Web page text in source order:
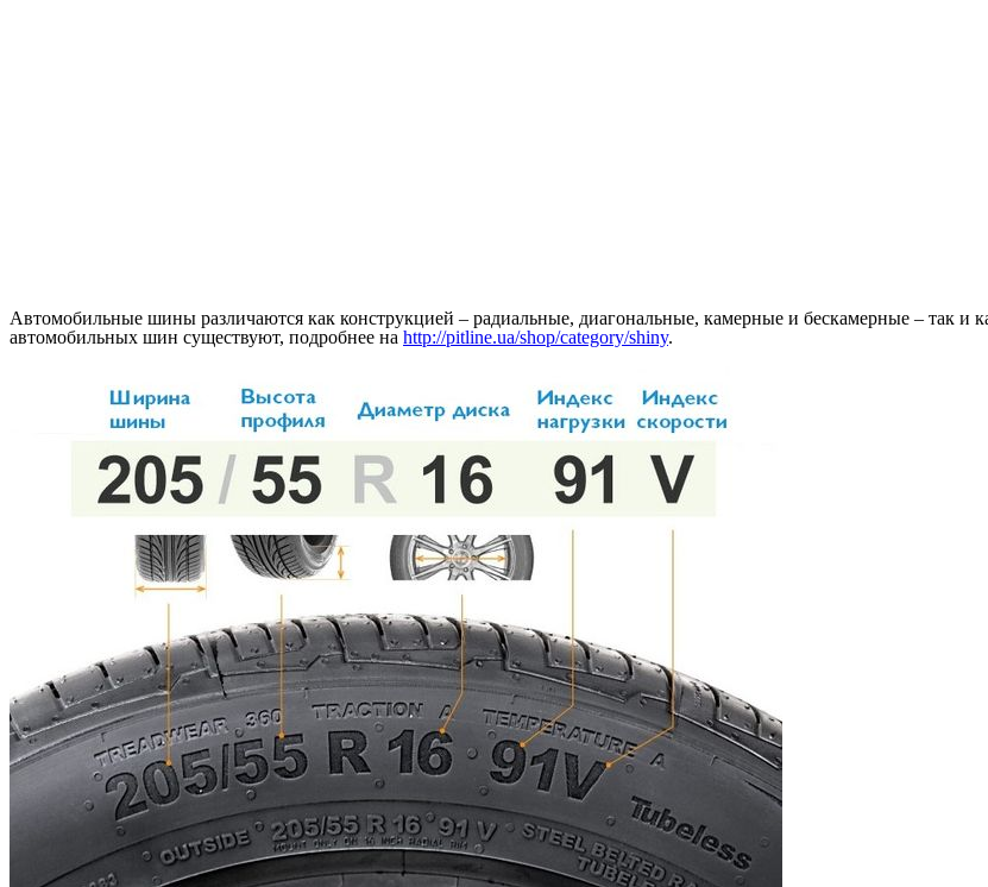
Автомобильные шины различаются как конструкцией – радиальные, диагональные, камерные и бескамерные – так и
автомобильных шин существуют, подробнее на http://pitline.ua/shop/category/shiny.